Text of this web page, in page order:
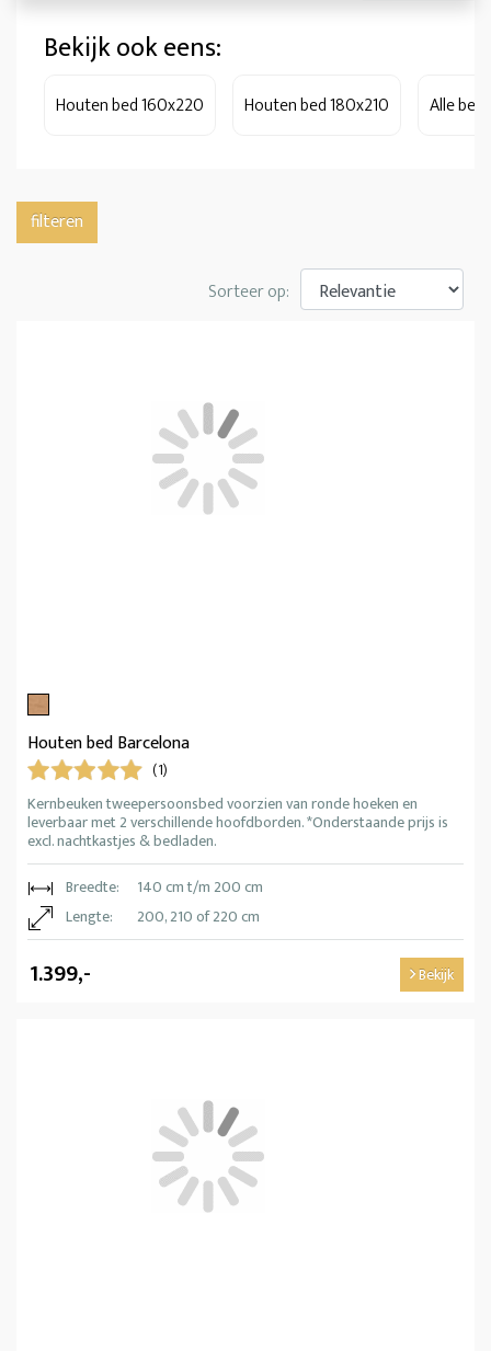
Bekijk ook eens:
Houten bed 160x220 Houten bed 180x210 Alle
filteren
Sorteer op:
Houten bed Barcelona
(1)
Kernbeuken tweepersoonsbed voorzien van ronde hoeken en
leverbaar met 2 verschillende hoofdborden. *Onderstaande prijs is
excl. nachtkastjes & bedladen.
Breedte:
140 cm t/m 200 cm
Lengte:
200, 210 of 220 cm
1.399,- Bekijk